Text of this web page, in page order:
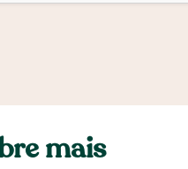
mais